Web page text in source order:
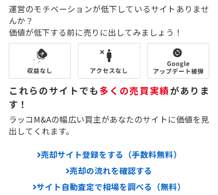
運営のモチベーションが低下しているサイトありませ
んか？
価値が低下する前に売りに出してみましょう！
これらのサイトでも多くの売買実績がありま
す！
ラッコM&Aの幅広い買主があなたのサイトに価値を見
出してくれます。
売却サイト登録をする（手数料無料）
売却の流れを確認する
サイト自動査定で相場を調べる（無料）